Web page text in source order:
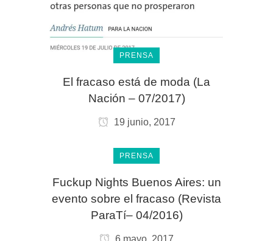
PRENSA
El fracaso está de moda (La
Nación – 07/2017)
19 junio, 2017
PRENSA
Fuckup Nights Buenos Aires: un
evento sobre el fracaso (Revista
ParaTí– 04/2016)
6 mayo, 2017